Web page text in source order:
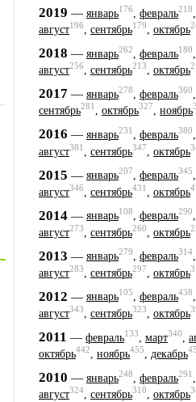
2019 — январь176 февраль218
август196, сентябрь179, октябрь
2018 — январь262 февраль180
август256, сентябрь213, октябрь
2017 — январь278 февраль360
сентябрь281, октябрь327, ноябрь
2016 — январь231 февраль380
август381 сентябрь347 октябрь
2015 — январь207, февраль345
август346 сентябрь431 октябрь
2014 — январь108, февраль290
август273 сентябрь260 октябрь
2013 — январь279, февраль314
август283 сентябрь297 октябрь
2012 — январь105, февраль438
август343, сентябрь323, октябрь
2011 — февраль133 март340
октябрь442, ноябрь455, декабрь
2010 — январь248 февраль291
август324, сентябрь310, октябрь